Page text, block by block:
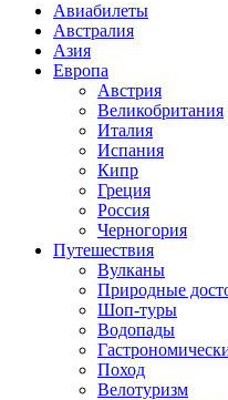
Авиабилеты
Австралия
Азия
Европа
Австрия
Великобритания
Италия
Испания
Кипр
Греция
Россия
Черногория
Путешествия
Вулканы
Природные
Шоп-туры
Водопады
Поход
Велотуризм